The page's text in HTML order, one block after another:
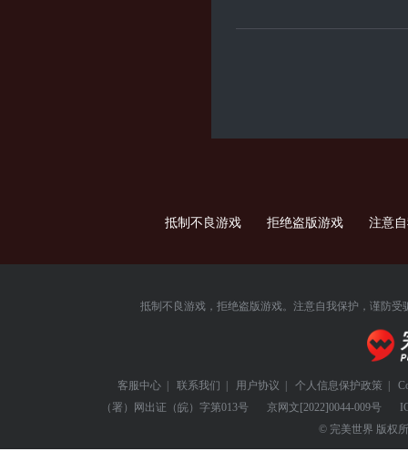
抵制不良游戏 拒绝盗版游戏 注意
抵制不良游戏，拒绝盗版游戏。注意自我保护，谨防受
客服中心 | 联系我们 | 用户协议 | 个人信息保护政策 |
（署）网出证（皖）字第013号
京网文[2022]0044-009号
© 完美世界 版权所